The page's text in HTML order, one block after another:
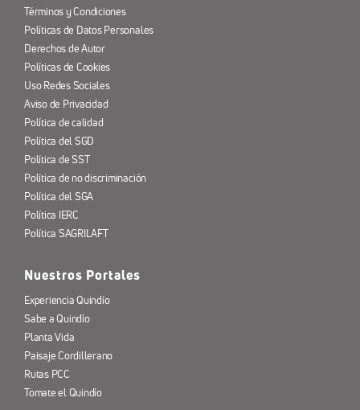
Términos y Condiciones
Políticas de Datos Personales
Derechos de Autor
Políticas de Cookies
Uso Redes Sociales
Aviso de Privacidad
Política de calidad
Política del SGD
Política de SST
Política de no discriminación
Política del SGA
Política IERC
Política SAGRILAFT
Nuestros Portales
Experiencia Quindío
Sabe a Quindío
Planta Vida
Paisaje Cordillerano
Rutas PCC
Tomate el Quindío